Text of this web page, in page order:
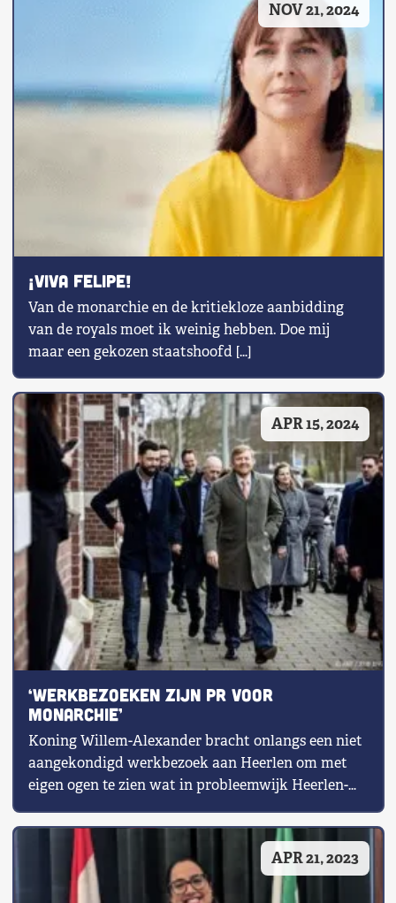
Voor leden
NOV 21, 2024
¡Viva Felipe!
Van de monarchie en de kritiekloze aanbidding
van de royals moet ik weinig hebben. Doe mij
maar een gekozen staatshoofd […]
APR 15, 2024
‘Werkbezoeken zijn PR voor
monarchie’
Koning Willem-Alexander bracht onlangs een niet
aangekondigd werkbezoek aan Heerlen om met
eigen ogen te zien wat in probleemwijk Heerlen-
Noord […]
APR 21, 2023